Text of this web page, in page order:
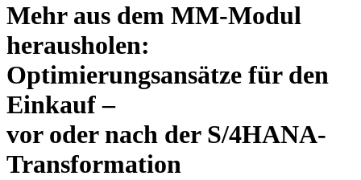
Mehr aus dem MM-Modul
herausholen:
Optimierungsansätze für den
Einkauf –
vor oder nach der S/4HANA-
Transformation